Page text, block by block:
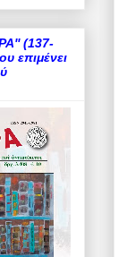
(137-
επιμένει